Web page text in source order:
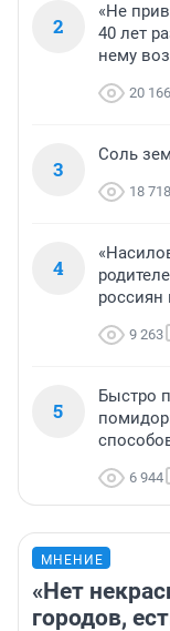
2
«Не
40 лет
нему
20 166
3
Соль
18 718
4
россиян
9 263
5
Быстро
6 944
МНЕНИЕ
«Нет
городов,